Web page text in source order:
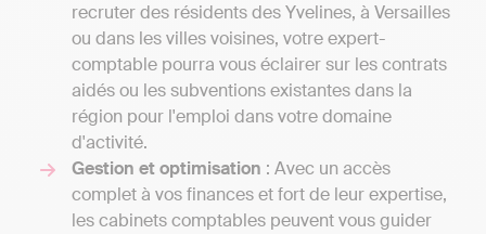
recruter des résidents des Yvelines, à Versailles
ou dans les villes voisines, votre expert-
comptable pourra vous éclairer sur les contrats
aidés ou les subventions existantes dans la
région pour l'emploi dans votre domaine
d'activité.
Gestion et optimisation : Avec un accès
complet à vos finances et fort de leur expertise,
les cabinets comptables peuvent vous guider